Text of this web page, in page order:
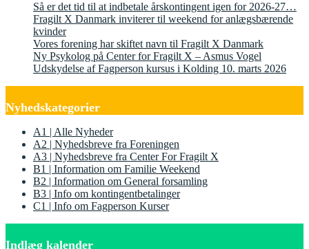
Så er det tid til at indbetale årskontingent igen for 2026-27…
Fragilt X Danmark inviterer til weekend for anlægsbærende
kvinder
Vores forening har skiftet navn til Fragilt X Danmark
Ny Psykolog på Center for Fragilt X – Asmus Vogel
Udskydelse af Fagperson kursus i Kolding 10. marts 2026
Nyhedskategorier
A1 | Alle Nyheder
A2 | Nyhedsbreve fra Foreningen
A3 | Nyhedsbreve fra Center For Fragilt X
B1 | Information om Familie Weekend
B2 | Information om General forsamling
B3 | Info om kontingentbetalinger
C1 | Info om Fagperson Kurser
Indlæg kalender